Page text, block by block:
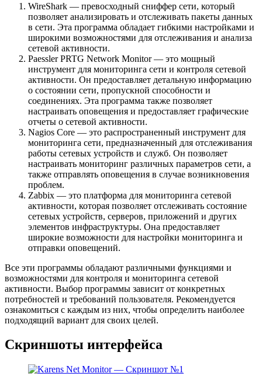
WireShark — превосходный сниффер сети, который
позволяет анализировать и отслеживать пакеты данных
в сети. Эта программа обладает гибкими настройками и
широкими возможностями для отслеживания и анализа
сетевой активности.
Paessler PRTG Network Monitor — это мощный
инструмент для мониторинга сети и контроля сетевой
активности. Он предоставляет детальную информацию
о состоянии сети, пропускной способности и
соединениях. Эта программа также позволяет
настраивать оповещения и предоставляет графические
отчеты о сетевой активности.
Nagios Core — это распространенный инструмент для
мониторинга сети, предназначенный для отслеживания
работы сетевых устройств и служб. Он позволяет
настраивать мониторинг различных параметров сети, а
также отправлять оповещения в случае возникновения
проблем.
Zabbix — это платформа для мониторинга сетевой
активности, которая позволяет отслеживать состояние
сетевых устройств, серверов, приложений и других
элементов инфраструктуры. Она предоставляет
широкие возможности для настройки мониторинга и
отправки оповещений.
Все эти программы обладают различными функциями и
возможностями для контроля и мониторинга сетевой
активности. Выбор программы зависит от конкретных
потребностей и требований пользователя. Рекомендуется
ознакомиться с каждым из них, чтобы определить наиболее
подходящий вариант для своих целей.
Скриншоты интерфейса